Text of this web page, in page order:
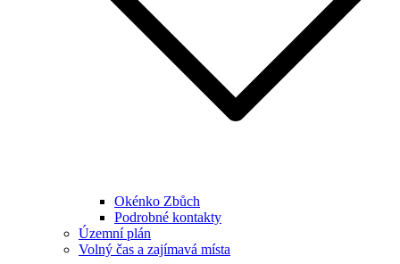
Okénko Zbůch
Podrobné kontakty
Územní plán
Volný čas a zajímavá místa